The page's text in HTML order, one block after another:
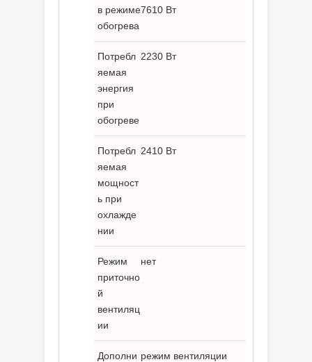
в режиме
обогрева
7610 Вт
Потребл
яемая
энергия
при
обогреве
2230 Вт
Потребл
яемая
мощност
ь при
охлажде
нии
2410 Вт
Режим
приточно
й
вентиляц
ии
нет
Дополни режим вентиляции